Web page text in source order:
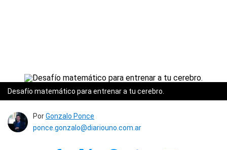
Desafío matemático para entrenar a tu cerebro.
PorGonzalo Ponce
ponce.gonzalo@diariouno.com.ar